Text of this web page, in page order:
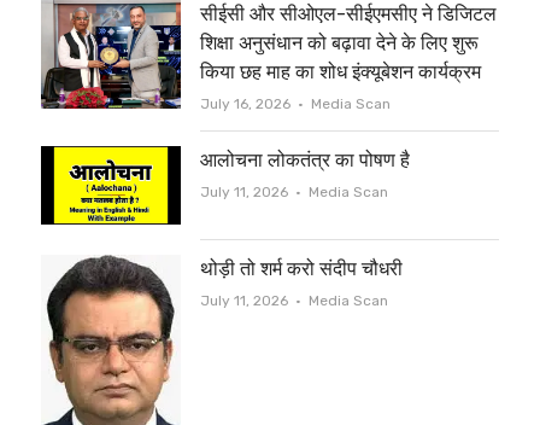
k
सीईसी और सीओएल-सीईएमसीए ने डिजिटल
शिक्षा अनुसंधान को बढ़ावा देने के लिए शुरू
किया छह माह का शोध इंक्यूबेशन कार्यक्रम
July 16, 2026 Author
Media Scan
आलोचना लोकतंत्र का पोषण है
July 11, 2026 Author
Media Scan
थोड़ी तो शर्म करो संदीप चौधरी
July 11, 2026 Author
Media Scan